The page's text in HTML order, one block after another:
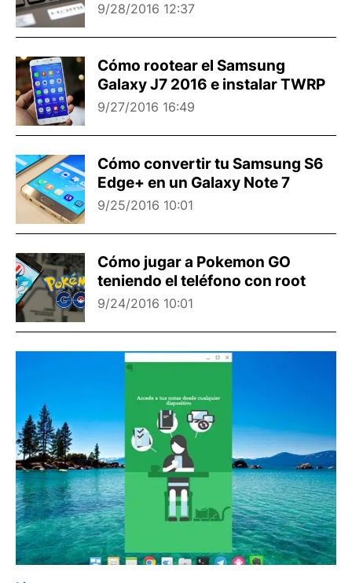
9/28/2016 12:37
Cómo rootear el Samsung
Galaxy J7 2016 e instalar TWRP
9/27/2016 16:49
Cómo convertir tu Samsung S6
Edge+ en un Galaxy Note 7
9/25/2016 10:01
Cómo jugar a Pokemon GO
teniendo el teléfono con root
9/24/2016 10:01